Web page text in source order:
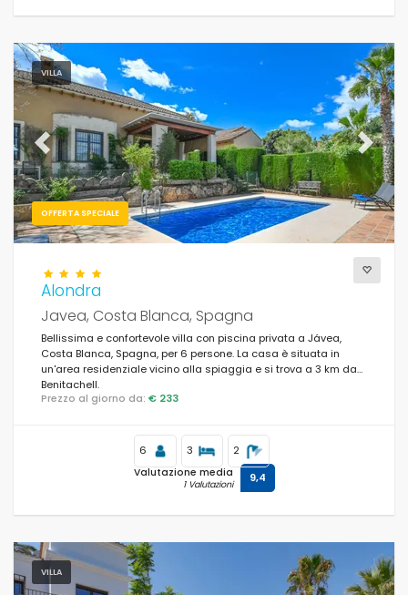
VILLA
OFFERTA SPECIALE
Previous Next
Alondra
Javea, Costa Blanca, Spagna
Bellissima e confortevole villa con piscina privata a Jávea,
Costa Blanca, Spagna, per 6 persone. La casa è situata in
un'area residenziale vicino alla spiaggia e si trova a 3 km da
Benitachell.
Prezzo al giorno da: € 233
6 3 2
Valutazione media
1 Valutazioni 9,4
VILLA